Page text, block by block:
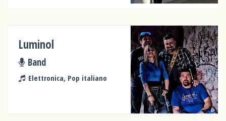
Luminol
Band
Elettronica, Pop italiano